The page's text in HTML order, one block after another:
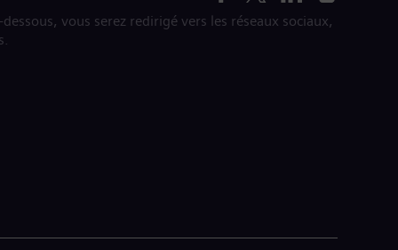
vous serez redirigé vers les réseaux sociaux,